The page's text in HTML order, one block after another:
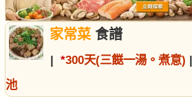
家常菜食譜
| *300天(三餸一湯。煮意) |
池